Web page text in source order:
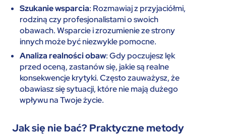
Szukanie wsparcia: Rozmawiaj z przyjaciółmi,
rodziną czy profesjonalistami o swoich
obawach. Wsparcie i zrozumienie ze strony
innych może być niezwykle pomocne.
Analiza realności obaw: Gdy poczujesz lęk
przed oceną, zastanów się, jakie są realne
konsekwencje krytyki. Często zauważysz, że
obawiasz się sytuacji, które nie mają dużego
wpływu na Twoje życie.
Jak się nie bać? Praktyczne metody